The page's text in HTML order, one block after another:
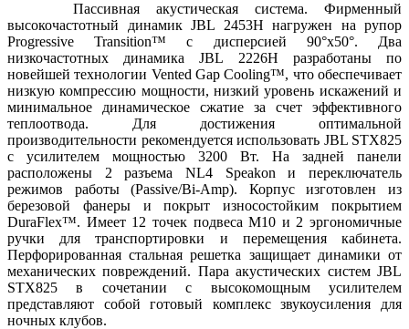
Пассивная акустическая система. Фирменный
высокочастотный динамик JBL 2453H нагружен на рупор
Progressive Transition™ с дисперсией 90°x50°. Два
низкочастотных динамика JBL 2226H разработаны по
новейшей технологии Vented Gap Cooling™, что обеспечивает
низкую компрессию мощности, низкий уровень искажений и
минимальное динамическое сжатие за счет эффективного
теплоотвода. Для достижения оптимальной
производительности рекомендуется использовать JBL STX825
с усилителем мощностью 3200 Вт. На задней панели
расположены 2 разъема NL4 Speakon и переключатель
режимов работы (Passive/Bi-Amp). Корпус изготовлен из
березовой фанеры и покрыт износостойким покрытием
DuraFlex™. Имеет 12 точек подвеса M10 и 2 эргономичные
ручки для транспортировки и перемещения кабинета.
Перфорированная стальная решетка защищает динамики от
механических повреждений. Пара акустических систем JBL
STX825 в сочетании с высокомощным усилителем
представляют собой готовый комплекс звукоусиления для
ночных клубов.